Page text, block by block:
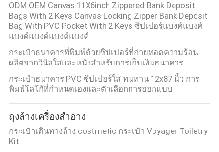
ODM OEM Canvas 11X6inch Zippered Bank Deposit
Bags With 2 Keys Canvas Locking Zipper Bank Deposit
Bag With PVC Pocket With 2 Keys ซิปเปอร์แบงค์แบงค์
แบงค์แบงค์แบงค์แบงค์
กระเป๋าธนาคารที่พิมพ์ด้วยซิปเปอร์ที่ถ่ายทอดความร้อน
ผลิตจากวินิลใสและหนังสําหรับการเก็บเงินธนาคาร
กระเป๋าธนาคาร PVC ซิปเปอร์ใส ทนทาน 12x87 นิ้ว การ
พิมพ์โลโก้ที่กําหนดเองและตัวเลือกการออกแบบ
ถุงล้างเครื่องสำอาง
กระเป๋าเดินทางล้าง costmetic กระเป๋า Voyager Toiletry
Kit